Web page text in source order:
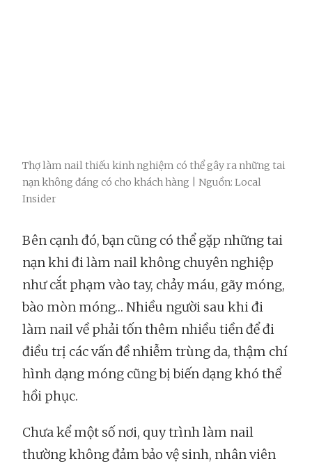
Thợ làm nail thiếu kinh nghiệm có thể gây ra những tai
nạn không đáng có cho khách hàng | Nguồn: Local
Insider
Bên cạnh đó, bạn cũng có thể gặp những tai
nạn khi đi làm nail không chuyên nghiệp
như cắt phạm vào tay, chảy máu, gãy móng,
bào mòn móng… Nhiều người sau khi đi
làm nail về phải tốn thêm nhiều tiền để đi
điều trị các vấn đề nhiễm trùng da, thậm chí
hình dạng móng cũng bị biến dạng khó thể
hồi phục.
Chưa kể một số nơi, quy trình làm nail
thường không đảm bảo vệ sinh, nhân viên